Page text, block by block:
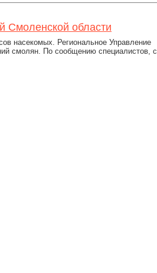
Смоленской области
насекомых. Региональное Управление
смолян. По сообщению специалистов, с